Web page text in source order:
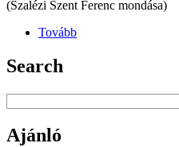
(Szalézi Szent Ferenc mondása)
Tovább
Search
Ajánló